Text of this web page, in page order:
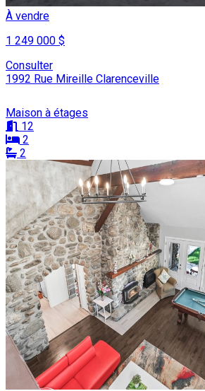
À vendre
1 249 000 $
Consulter
1992 Rue Mireille Clarenceville
Maison à étages
12
2
2